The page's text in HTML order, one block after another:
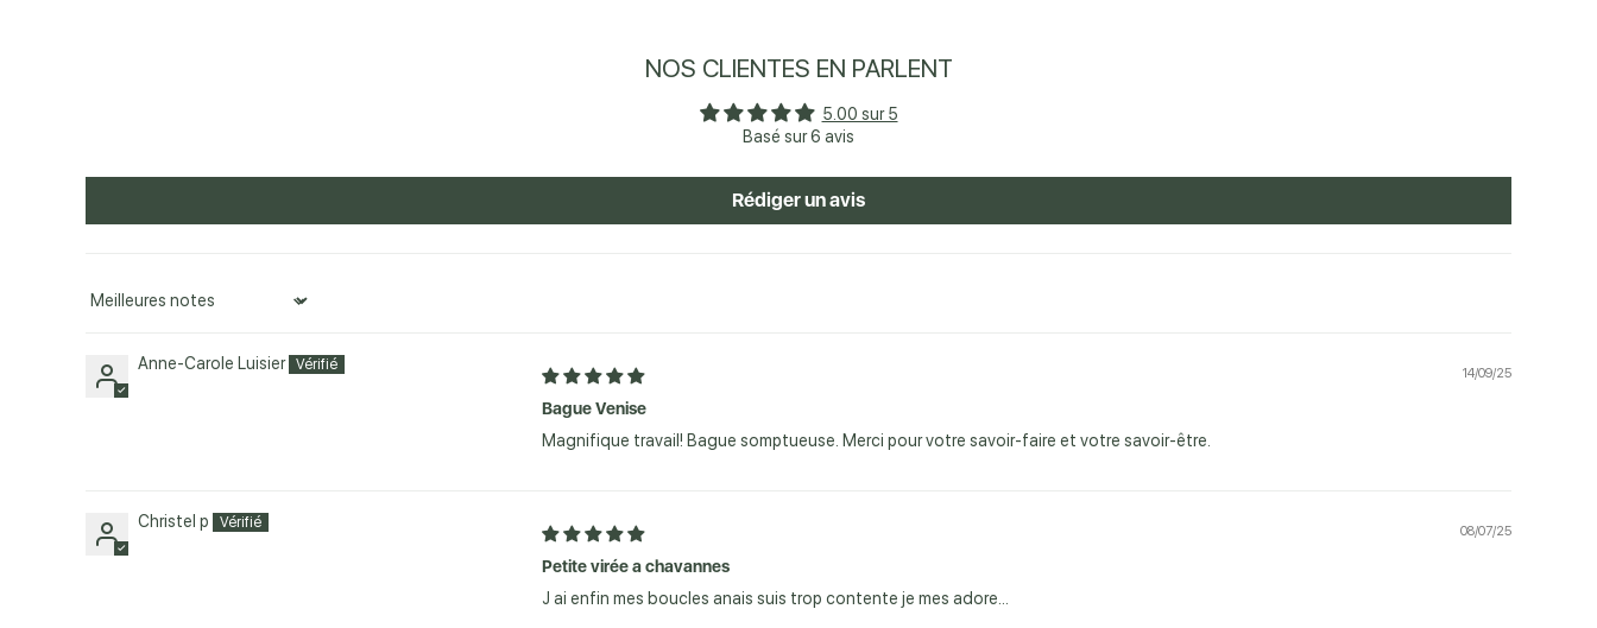
NOS CLIENTES EN PARLENT
5.00 sur 5
Basé sur 6 avis
Rédiger un avis
Sort by
Anne-Carole Luisier 14/09/25
Bague Venise
Magnifique travail! Bague somptueuse. Merci pour votre savoir-faire et votre savoir-être.
Christel p 08/07/25
Petite virée a chavannes
J ai enfin mes boucles anais suis trop contente je mes adore...